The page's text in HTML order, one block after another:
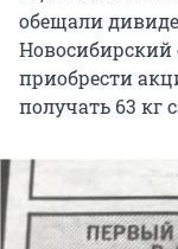
обещали
Новосибирский
приобрести
получать 63 кг